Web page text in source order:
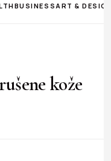
BUSINESS ART &
kože